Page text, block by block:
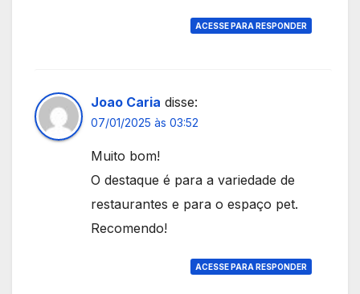
ACESSE PARA RESPONDER
Joao Caria disse:
07/01/2025 às 03:52
Muito bom!
O destaque é para a variedade de
restaurantes e para o espaço pet.
Recomendo!
ACESSE PARA RESPONDER